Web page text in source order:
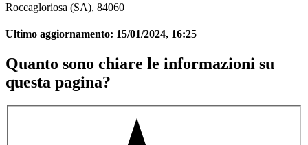
Roccagloriosa (SA), 84060
Ultimo aggiornamento: 15/01/2024, 16:25
Quanto sono chiare le informazioni su
questa pagina?